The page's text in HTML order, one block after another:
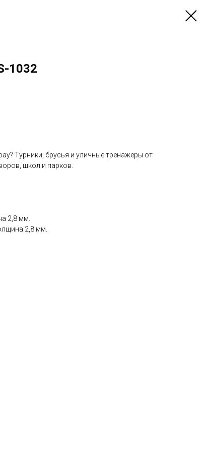
1032
Турники, брусья и уличные тренажеры от
школ и парков.
2,8 мм.
2,8 мм.